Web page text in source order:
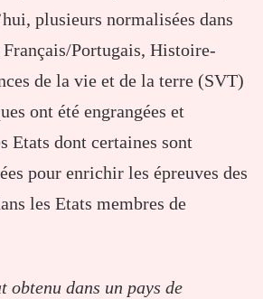
plusieurs normalisées dans
Portugais, Histoire-
de la vie et de la terre (SVT)
ont été engrangées et
Etats dont certaines sont
pour enrichir les épreuves des
les Etats membres de
obtenu dans un pays de